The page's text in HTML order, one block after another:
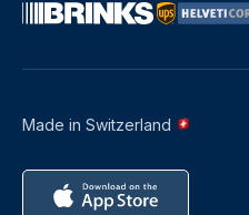
Made in Switzerland